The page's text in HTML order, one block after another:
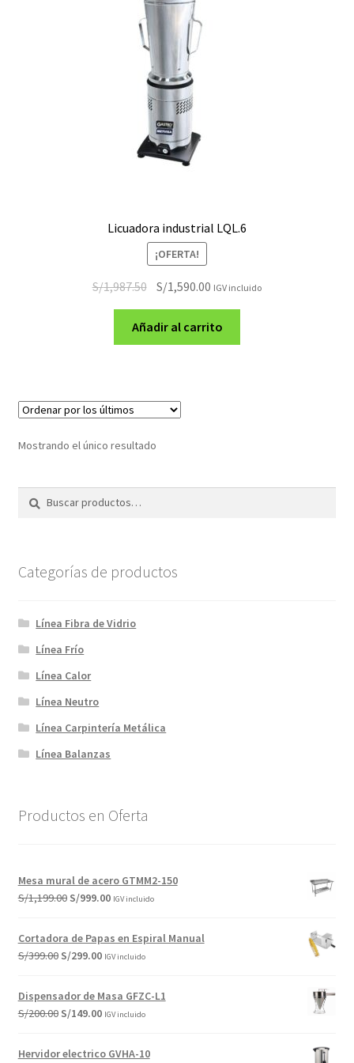
Licuadora industrial LQL.6
¡OFERTA!
S/1,987.50 El
original
era:
S/1,590.00 El
actual
es:
IGV incluido
Añadir al carrito
Mostrando el único resultado
Categorías de productos
Línea Fibra de Vidrio
Línea Frío
Línea Calor
Línea Neutro
Línea Carpintería Metálica
Línea Balanzas
Productos en Oferta
Mesa mural de acero GTMM2-150
S/1,199.00 El
original
era:
S/999.00El
actual
IGV incluido
Cortadora de Papas en Espiral Manual
S/399.00 El
original
era:
S/299.00El
actual
es:
IGV incluido
Dispensador de Masa GFZC-L1
S/200.00 El
original
S/149.00El
actual
IGV incluido
Hervidor electrico GVHA-10